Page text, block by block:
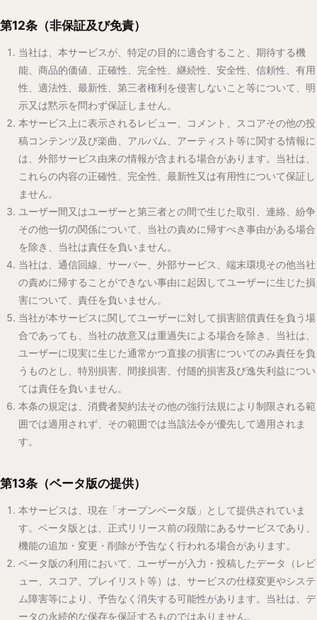
ては責任を負いません。
本条の規定は、消費者契約法その他の強行法規により制限される範
囲では適用されず、その範囲では当該法令が優先して適用されま
第13条（ベータ版の提供）
本サービスは、現在「オープンベータ版」として提供されていま
す。ベータ版とは、正式リリース前の段階にあるサービスであり、
機能の追加・変更・削除が予告なく行われる場合があります。
ベータ版の利用において、ユーザーが入力・投稿したデータ（レビ
ュー、スコア、プレイリスト等）は、サービスの仕様変更やシステ
ム障害等により、予告なく消失する可能性があります。当社は、デ
ータの永続的な保存を保証するものではありません。
ベータ版の提供期間は未定であり、当社の判断により予告なく正式
版への移行、または本サービスの提供を終了する場合があります。
第14条（反社会的勢力の排除）
ユーザーは、現在及び将来にわたり、自己が暴力団、暴力団員、暴
力団関係企業、総会屋、社会運動等標榜ゴロその他これらに準ずる
者（以下「反社会的勢力等」といいます。）に該当せず、かつ、反
社会的勢力等と資本関係、取引関係その他社会的に非難されるべき
関係を有しないことを表明し、保証するものとします。
ユーザーが前項に違反した場合、当社は、何らの催告を要せず、直
ちに当該ユーザーの利用を停止し、又は利用登録を抹消することが
責任を負いません。
第15条（通知又は連絡）
当社からユーザーへの通知又は連絡は、本サービス上への掲載、登
録された電子メールアドレスへの送信その他当社が適切と判断する
方法により行います。
当社が本サービス上に通知内容を掲載した場合は掲載時に、電子メ
ールを送信した場合は通常到達すべき時に、当該通知がユーザーに